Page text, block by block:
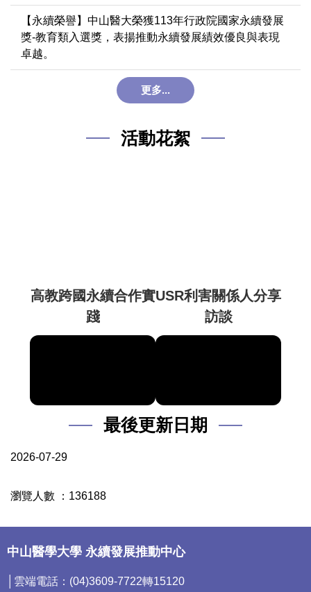
【永續榮譽】中山醫大榮獲113年行政院國家永續發展
獎-教育類入選獎，表揚推動永續發展績效優良與表現
卓越。
更多...
活動花絮
高教跨國永續合作實
踐
USR利害關係人分享
訪談
最後更新日期
2026-07-29
瀏覽人數 ： 136188
中山醫學大學 永續發展推動中心
│雲端電話：(04)3609-7722轉15120